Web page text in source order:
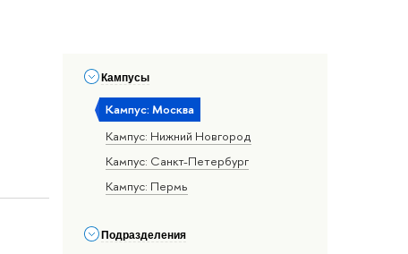
Кампусы
Кампус: Москва
Кампус: Нижний Новгород
Кампус: Санкт-Петербург
Кампус: Пермь
Подразделения